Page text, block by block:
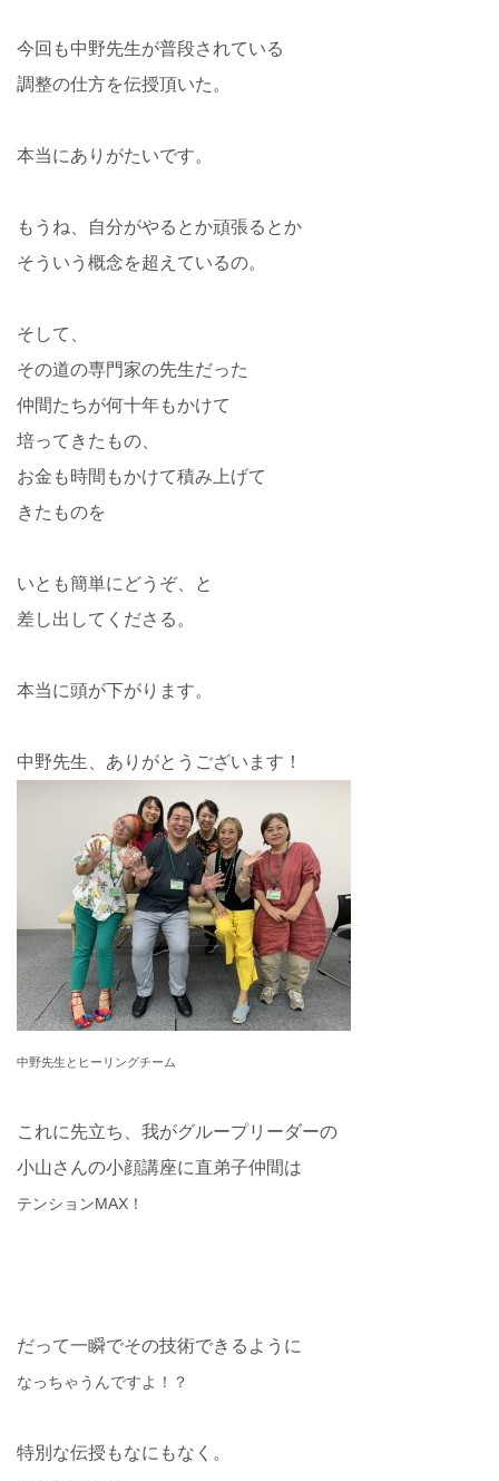
今回も中野先生が普段されている
調整の仕方を伝授頂いた。
本当にありがたいです。
もうね、自分がやるとか頑張るとか
そういう概念を超えているの。
そして、
その道の専門家の先生だった
仲間たちが何十年もかけて
培ってきたもの、
お金も時間もかけて積み上げて
きたものを
いとも簡単にどうぞ、と
差し出してくださる。
本当に頭が下がります。
中野先生、ありがとうございます！
中野先生とヒーリングチーム
これに先立ち、我がグループリーダーの
小山さんの小顔講座に直弟子仲間は
テンションMAX！
だって一瞬でその技術できるように
なっちゃうんですよ！？
特別な伝授もなにもなく。